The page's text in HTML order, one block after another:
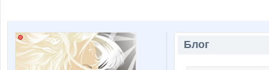
Блог